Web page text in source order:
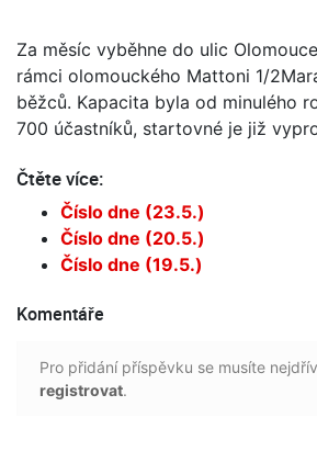
Za měsíc vyběhne do ulic
rámci olomouckého Mattoni 1/
běžců. Kapacita byla od minulého
700 účastníků, startovné je již
Čtěte více:
Číslo dne (23.5.)
Číslo dne (20.5.)
Číslo dne (19.5.)
Komentáře
Pro přidání příspěvku se musíte
registrovat.